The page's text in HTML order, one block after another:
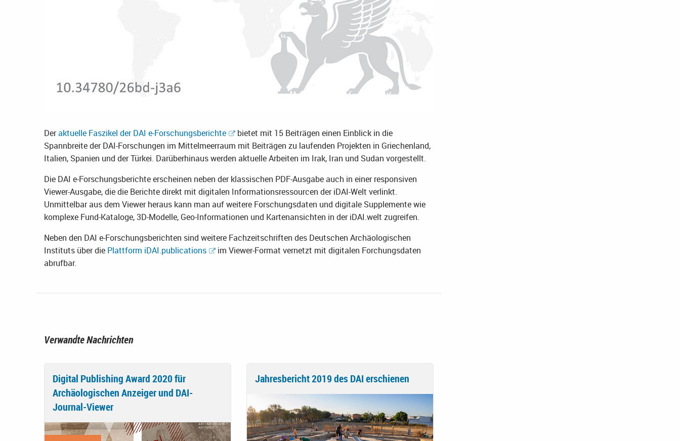
Deraktuelle Faszikel der DAI e-Forschungsberichte
bietet mit 15 Beiträgen einen Einblick in die
Spannbreite der DAI-Forschungen im Mittelmeerraum mit Beiträgen zu laufenden Projekten in Griechenland,
Italien, Spanien und der Türkei. Darüberhinaus werden aktuelle Arbeiten im Irak, Iran und Sudan vorgestellt.
Die DAI e-Forschungsberichte erscheinen neben der klassischen PDF-Ausgabe auch in einer responsiven
Viewer-Ausgabe, die die Berichte direkt mit digitalen Informationsressourcen der iDAI-Welt verlinkt.
Unmittelbar aus dem Viewer heraus kann man auf weitere Forschungsdaten und digitale Supplemente wie
komplexe Fund-Kataloge, 3D-Modelle, Geo-Informationen und Kartenansichten in der iDAI.welt zugreifen.
Neben den DAI e-Forschungsberichten sind weitere Fachzeitschriften des Deutschen Archäologischen
Instituts über die Plattform iDAI.publications
im Viewer-Format vernetzt mit digitalen Forchungsdaten
abrufbar.
Verwandte Nachrichten
Digital Publishing Award 2020 für
Archäologischen Anzeiger und DAI-
Journal-Viewer
Jahresbericht 2019 des DAI erschienen